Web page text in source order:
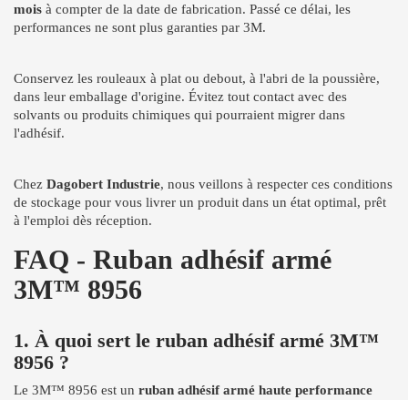
mois à compter de la date de fabrication. Passé ce délai, les
performances ne sont plus garanties par 3M.
Conservez les rouleaux à plat ou debout, à l'abri de la poussière,
dans leur emballage d'origine. Évitez tout contact avec des
solvants ou produits chimiques qui pourraient migrer dans
l'adhésif.
Chez Dagobert Industrie, nous veillons à respecter ces conditions
de stockage pour vous livrer un produit dans un état optimal, prêt
à l'emploi dès réception.
FAQ - Ruban adhésif armé
3M™ 8956
1. À quoi sert le ruban adhésif armé 3M™
8956 ?
Le 3M™ 8956 est un ruban adhésif armé haute performance